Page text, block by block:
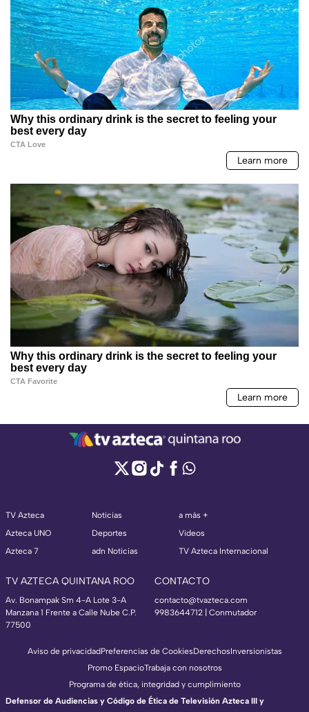
TV Azteca
Azteca UNO
Azteca 7
Noticias
Deportes
adn Noticias
a más +
Videos
TV Azteca Internacional
TV AZTECA QUINTANA ROO
Av. Bonampak Sm 4-A Lote 3-A
Manzana 1 Frente a Calle Nube C.P.
77500
CONTACTO
contacto@tvazteca.com
9983644712 | Conmutador
Aviso de privacidadPreferencias de CookiesDerechosInversionistas
Promo EspacioTrabaja con nosotros
Programa de ética, integridad y cumplimiento
Defensor de Audiencias y Código de Ética de Televisión Azteca III y